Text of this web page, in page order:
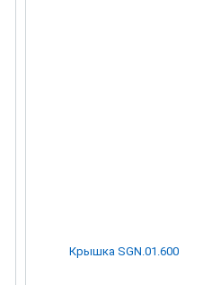
Крышка SGN.01.600